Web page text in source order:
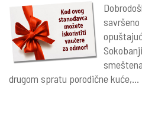
drugom spratu porodične kuće,...